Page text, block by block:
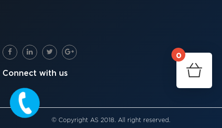
Connect with us
© Copyright AS 2018. All right reserved.
0